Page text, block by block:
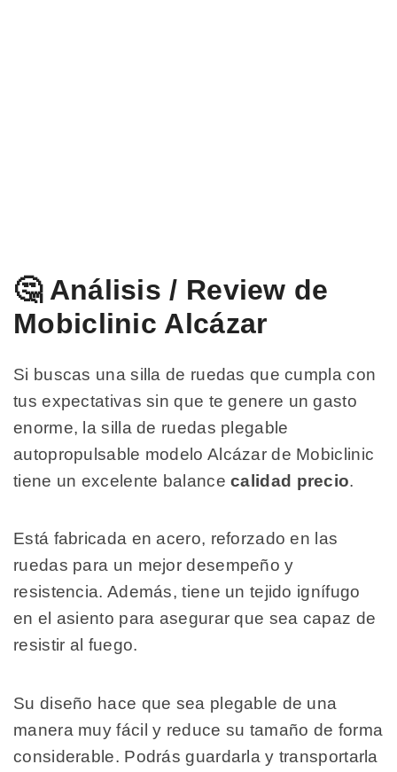
🤔 Análisis / Review de
Mobiclinic Alcázar
Si buscas una silla de ruedas que cumpla con
tus expectativas sin que te genere un gasto
enorme, la silla de ruedas plegable
autopropulsable modelo Alcázar de Mobiclinic
tiene un excelente balancecalidad precio.
Está fabricada en acero, reforzado en las
ruedas para un mejor desempeño y
resistencia. Además, tiene un tejido ignífugo
en el asiento para asegurar que sea capaz de
resistir al fuego.
Su diseño hace que sea plegable de una
manera muy fácil y reduce su tamaño de forma
considerable. Podrás guardarla y transportarla